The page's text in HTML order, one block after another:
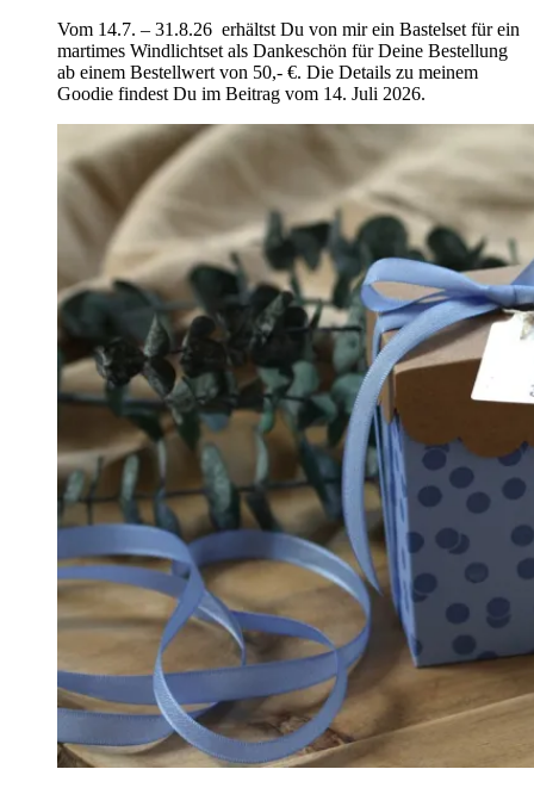
Vom 14.7. – 31.8.26 erhältst Du von mir ein Bastelset für ein
martimes Windlichtset als Dankeschön für Deine Bestellung
ab einem Bestellwert von 50,- €. Die Details zu meinem
Goodie findest Du im Beitrag vom 14. Juli 2026.